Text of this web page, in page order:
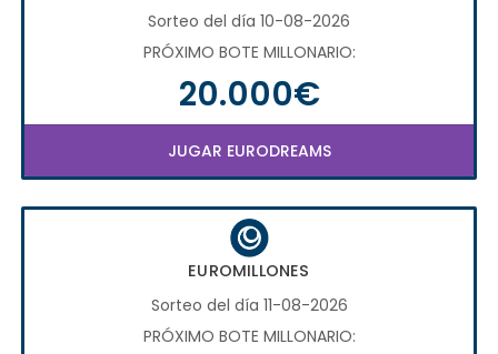
Sorteo del día 10-08-2026
PRÓXIMO BOTE MILLONARIO:
20.000€
JUGAR EURODREAMS
EUROMILLONES
Sorteo del día 11-08-2026
PRÓXIMO BOTE MILLONARIO: